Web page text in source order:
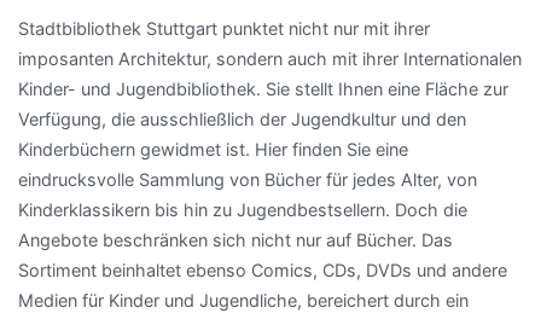
Stadtbibliothek Stuttgart punktet nicht nur mit ihrer
imposanten Architektur, sondern auch mit ihrer Internationalen
Kinder- und Jugendbibliothek. Sie stellt Ihnen eine Fläche zur
Verfügung, die ausschließlich der Jugendkultur und den
Kinderbüchern gewidmet ist. Hier finden Sie eine
eindrucksvolle Sammlung von Bücher für jedes Alter, von
Kinderklassikern bis hin zu Jugendbestsellern. Doch die
Angebote beschränken sich nicht nur auf Bücher. Das
Sortiment beinhaltet ebenso Comics, CDs, DVDs und andere
Medien für Kinder und Jugendliche, bereichert durch ein